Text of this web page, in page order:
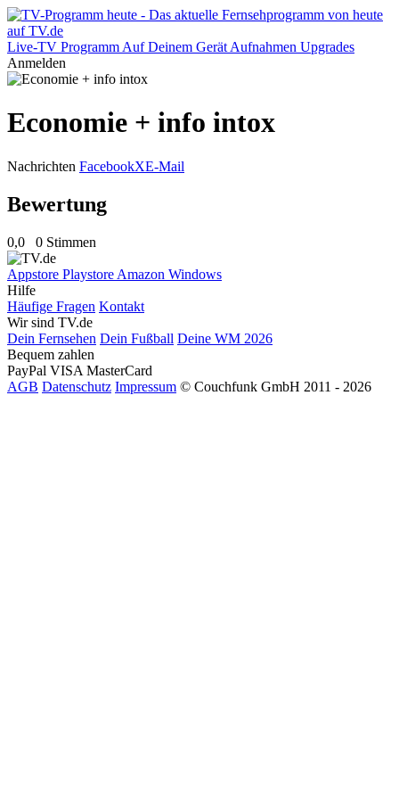
Live-TV Programm Auf Deinem Gerät Aufnahmen Upgrades
Anmelden
Economie + info intox
Nachrichten FacebookXE-Mail
Bewertung
0,0 0 Stimmen
Appstore Playstore Amazon Windows
Hilfe
Häufige Fragen Kontakt
Wir sind TV.de
Dein Fernsehen Dein Fußball Deine WM 2026
Bequem zahlen
PayPal VISA MasterCard
AGB Datenschutz Impressum © Couchfunk GmbH 2011 - 2026